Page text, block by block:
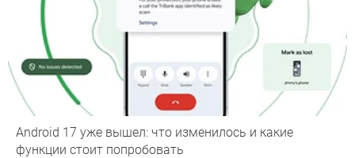
Android 17 уже вышел: что изменилось и какие
функции стоит попробовать